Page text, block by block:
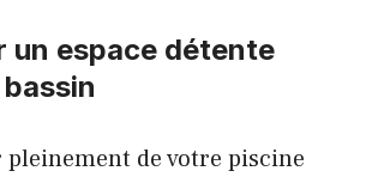
un espace détente
de votre piscine